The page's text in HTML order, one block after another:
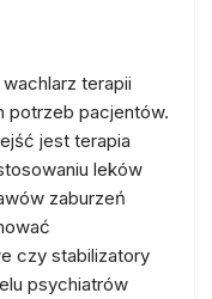
terapii
potrzeb pacjentów.
jest terapia
leków
zaburzeń
czy stabilizatory
psychiatrów